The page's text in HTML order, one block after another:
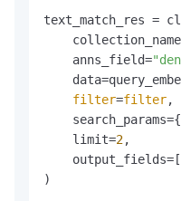
text_match_res =
    anns_field=
filter=filter,
    search_params={
    limit=
2,
    output_fields=[
)